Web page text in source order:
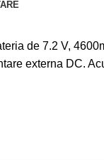
de 7.2 V,
externa DC.